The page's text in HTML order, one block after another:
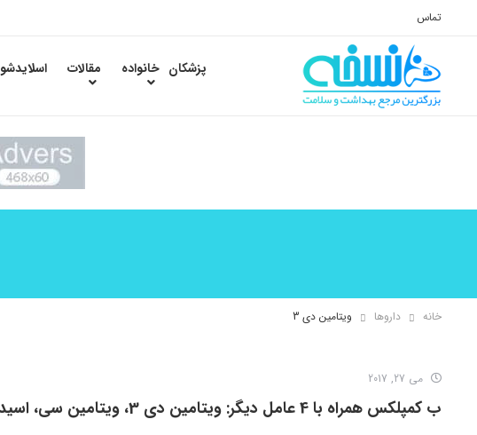
تماس
پزشکان خانواده مقالات اسلایدشو
خانه داروها ویتامین دی 3
می 27, 2017
ب کمپلکس همراه با 4 عامل دیگر: ویتامین دی 3، ویتامین سی، اسید چرب و روی